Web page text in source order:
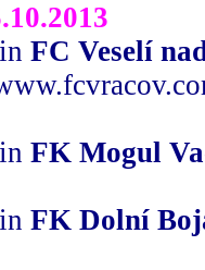
FC Veselí
FK Mogul
FK Dolní